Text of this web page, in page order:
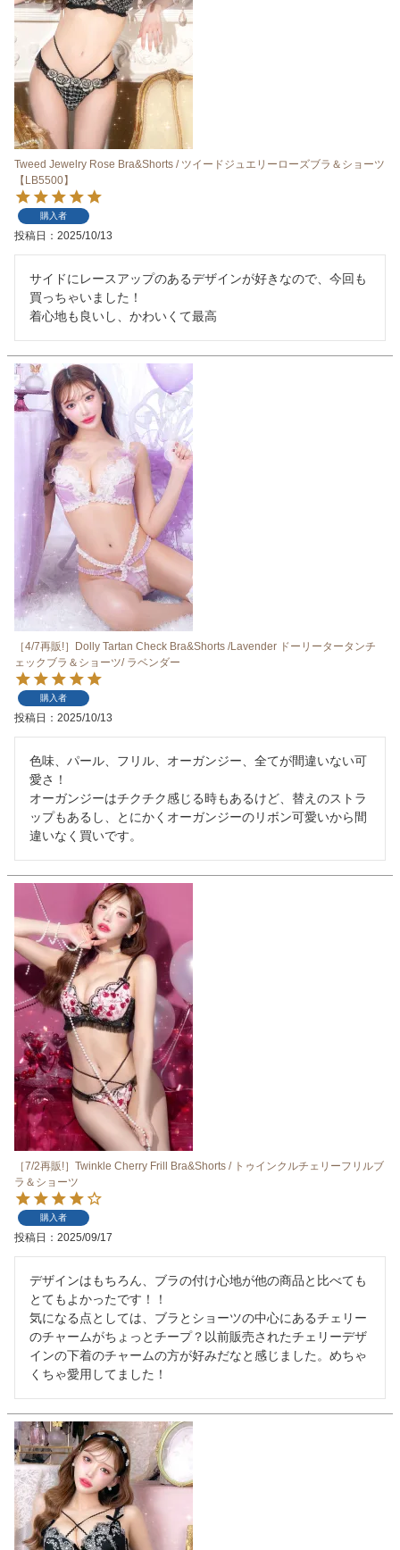
Tweed Jewelry Rose Bra&Shorts / ツイードジュエリーローズブラ＆ショーツ
【LB5500】
購入者
投稿日 2025/10/13
サイドにレースアップのあるデザインが好きなので、今回も
買っちゃいました！
着心地も良いし、かわいくて最高
［4/7再販!］Dolly Tartan Check Bra&Shorts /Lavender ドーリータータンチ
ェックブラ＆ショーツ/ ラベンダー
購入者
投稿日 2025/10/13
色味、パール、フリル、オーガンジー、全てが間違いない可
愛さ！
オーガンジーはチクチク感じる時もあるけど、替えのストラ
ップもあるし、とにかくオーガンジーのリボン可愛いから間
違いなく買いです。
［7/2再販!］Twinkle Cherry Frill Bra&Shorts / トゥインクルチェリーフリルブ
ラ＆ショーツ
購入者
投稿日 2025/09/17
デザインはもちろん、ブラの付け心地が他の商品と比べても
とてもよかったです！！
気になる点としては、ブラとショーツの中心にあるチェリー
のチャームがちょっとチープ？以前販売されたチェリーデザ
インの下着のチャームの方が好みだなと感じました。めちゃ
くちゃ愛用してました！